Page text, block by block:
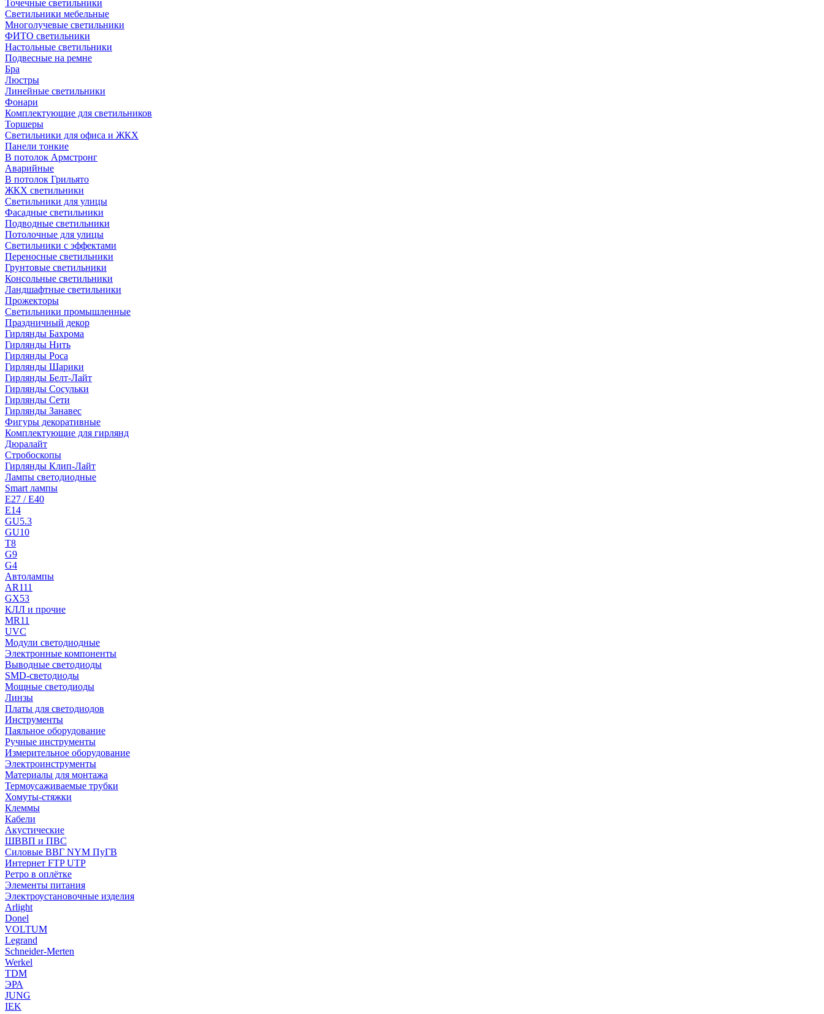
Точечные светильники
Светильники мебельные
Многолучевые светильники
ФИТО светильники
Настольные светильники
Подвесные на ремне
Бра
Люстры
Линейные светильники
Фонари
Комплектующие для светильников
Торшеры
Светильники для офиса и ЖКХ
Панели тонкие
В потолок Армстронг
Аварийные
В потолок Грильято
ЖКХ светильники
Светильники для улицы
Фасадные светильники
Подводные светильники
Потолочные для улицы
Светильники с эффектами
Переносные светильники
Грунтовые светильники
Консольные светильники
Ландшафтные светильники
Прожекторы
Светильники промышленные
Праздничный декор
Гирлянды Бахрома
Гирлянды Нить
Гирлянды Роса
Гирлянды Шарики
Гирлянды Белт-Лайт
Гирлянды Сосульки
Гирлянды Сети
Гирлянды Занавес
Фигуры декоративные
Комплектующие для гирлянд
Дюралайт
Стробоскопы
Гирлянды Клип-Лайт
Лампы светодиодные
Smart лампы
E27 / E40
E14
GU5.3
GU10
T8
G9
G4
Автолампы
AR111
GX53
КЛЛ и прочие
MR11
UVC
Модули светодиодные
Электронные компоненты
Выводные светодиоды
SMD-светодиоды
Мощные светодиоды
Линзы
Платы для светодиодов
Инструменты
Паяльное оборудование
Ручные инструменты
Измерительное оборудование
Электроинструменты
Материалы для монтажа
Термоусаживаемые трубки
Хомуты-стяжки
Клеммы
Кабели
Акустические
ШВВП и ПВС
Силовые ВВГ NYM ПуГВ
Интернет FTP UTP
Ретро в оплётке
Элементы питания
Электроустановочные изделия
Arlight
Donel
VOLTUM
Legrand
Schneider-Merten
Werkel
TDM
ЭРА
JUNG
IEK